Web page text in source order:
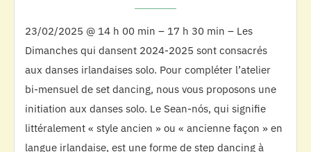
23/02/2025 @ 14 h 00 min – 17 h 30 min – Les
Dimanches qui dansent 2024-2025 sont consacrés
aux danses irlandaises solo. Pour compléter l’atelier
bi-mensuel de set dancing, nous vous proposons une
initiation aux danses solo. Le Sean-nós, qui signifie
littéralement « style ancien » ou « ancienne façon » en
langue irlandaise, est une forme de step dancing à